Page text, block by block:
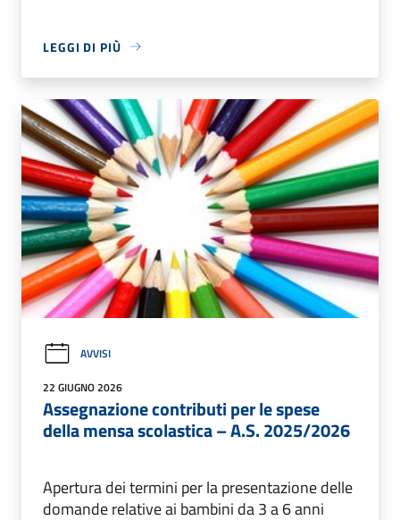
LEGGI DI PIÙ
AVVISI
22 GIUGNO 2026
Assegnazione contributi per le spese
della mensa scolastica – A.S. 2025/2026
Apertura dei termini per la presentazione delle
domande relative ai bambini da 3 a 6 anni